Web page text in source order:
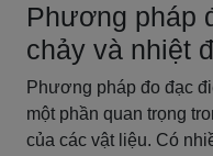
Phương pháp
chảy và nhiệt
Phương pháp đo đạc
một phần quan trọng
của các vật liệu. Có